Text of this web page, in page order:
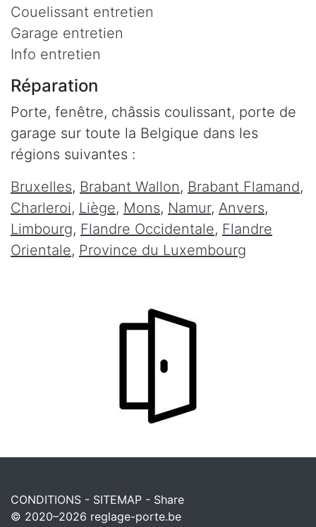
Couelissant entretien
Garage entretien
Info entretien
Réparation
Porte, fenêtre, châssis coulissant, porte de
garage sur toute la Belgique dans les
régions suivantes :
Bruxelles, Brabant Wallon, Brabant Flamand,
Charleroi, Liège, Mons, Namur, Anvers,
Limbourg, Flandre Occidentale, Flandre
Orientale, Province du Luxembourg
CONDITIONS - SITEMAP - Share
© 2020–2026 reglage-porte.be